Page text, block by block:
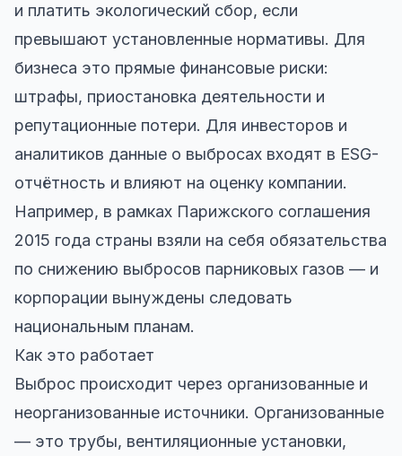
и платить экологический сбор, если
превышают установленные нормативы. Для
бизнеса это прямые финансовые риски:
штрафы, приостановка деятельности и
репутационные потери. Для инвесторов и
аналитиков данные о выбросах входят в ESG-
отчётность и влияют на оценку компании.
Например, в рамках Парижского соглашения
2015 года страны взяли на себя обязательства
по снижению выбросов парниковых газов — и
корпорации вынуждены следовать
национальным планам.
Как это работает
Выброс происходит через организованные и
неорганизованные источники. Организованные
— это трубы, вентиляционные установки,